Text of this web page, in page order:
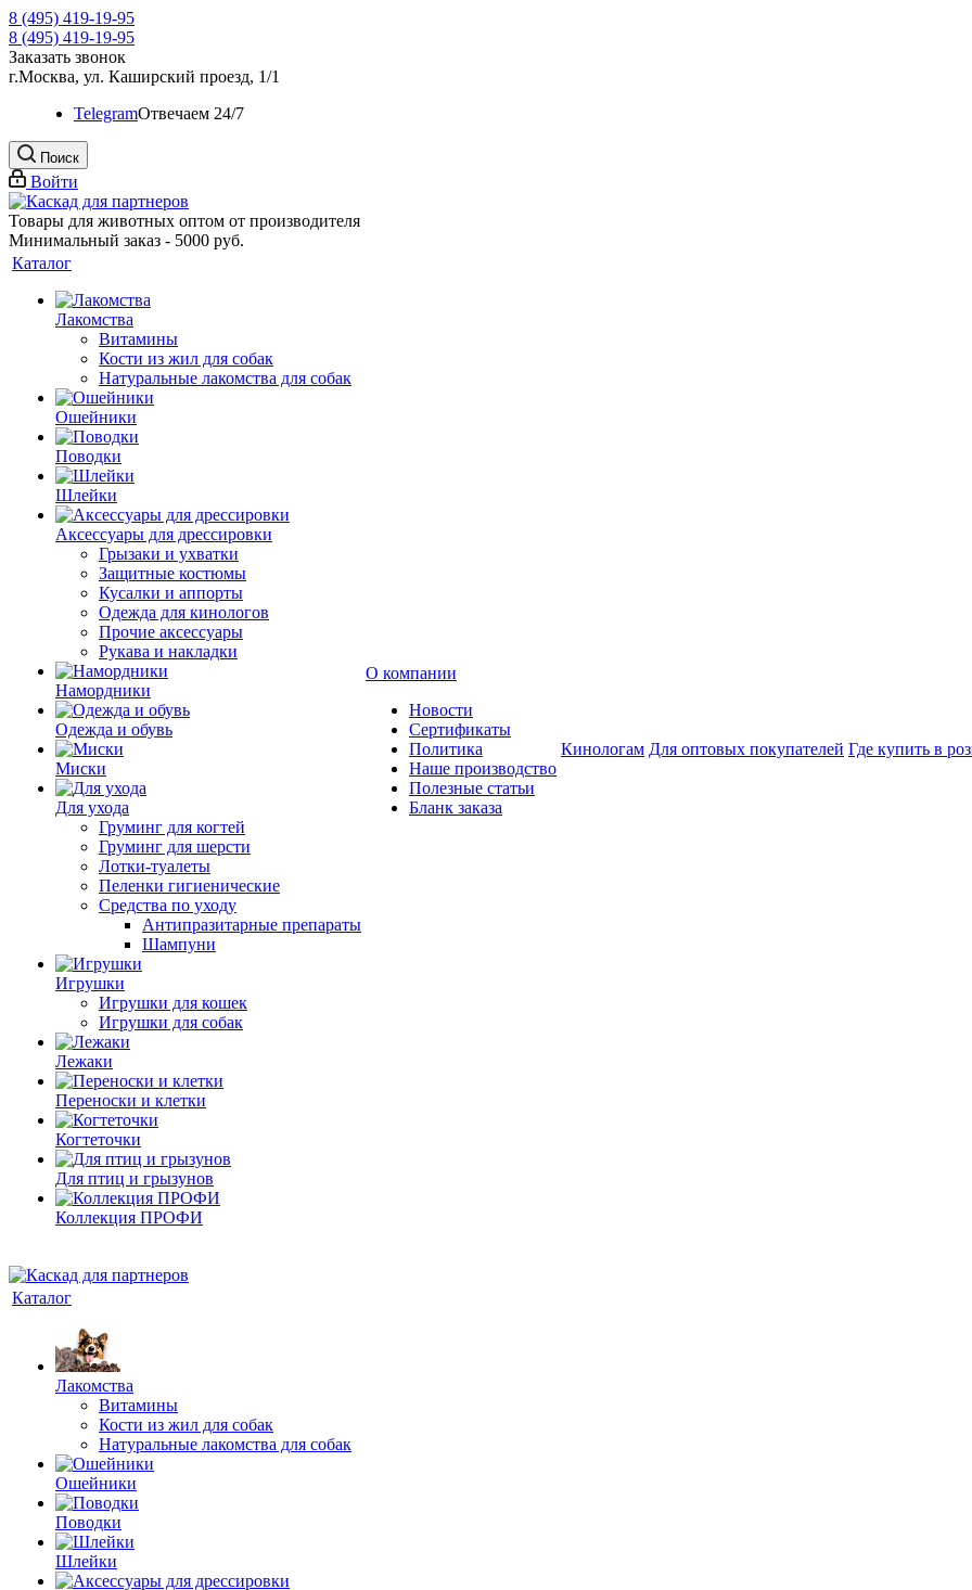
8 (495) 419-19-95
8 (495) 419-19-95
Заказать звонок
г.Москва, ул. Каширский проезд, 1/1
TelegramOтвечаем 24/7
Поиск
Войти
Товары для животных оптом от производителя
Минимальный заказ - 5000 руб.
Каталог
Лакомства
Витамины
Кости из жил для собак
Натуральные лакомства для собак
Ошейники
Поводки
Шлейки
Аксессуары для дрессировки
Грызаки и ухватки
Защитные костюмы
Кусалки и аппорты
Одежда для кинологов
Прочие аксессуары
Рукава и накладки
Намордники
Одежда и обувь
Миски
Для ухода
Груминг для когтей
Груминг для шерсти
Лотки-туалеты
Пеленки гигиенические
Средства по уходу
Антипразитарные препараты
Шампуни
Игрушки
Игрушки для кошек
Игрушки для собак
Лежаки
Переноски и клетки
Когтеточки
Для птиц и грызунов
Коллекция ПРОФИ
О компании
Новости
Сертификаты
Политика
Наше производство
Полезные статьи
Бланк заказа
Кинологам Для оптовых покупателей Где купить в
Каталог
Лакомства
Витамины
Кости из жил для собак
Натуральные лакомства для собак
Ошейники
Поводки
Шлейки